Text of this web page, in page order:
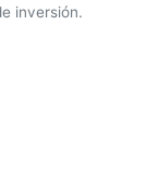
inversión.